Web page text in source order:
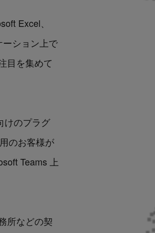
Excel、
ション上で
目を集めて
けのプラグ
のお客様が
Teams 上
所などの契